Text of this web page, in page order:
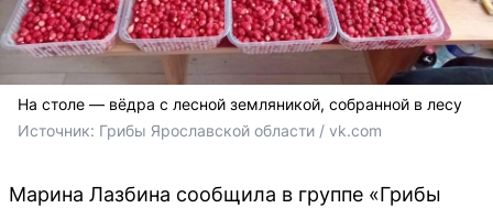
На столе — вёдра с лесной земляникой, собранной в лесу
Источник: Грибы Ярославской области / vk.com
Марина Лазбина сообщила в группе «Грибы